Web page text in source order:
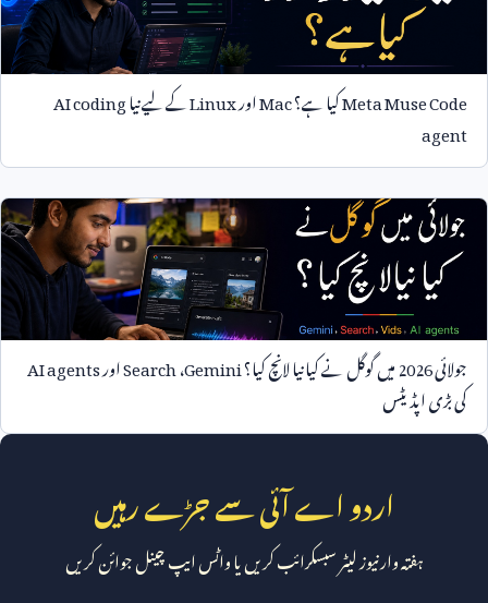
Meta Muse Codeکیا ہے؟MacاورLinuxکے لیے نیاAI coding
agent
جولائی2026میں گوگل نے کیا نیا لانچ کیا؟Gemini،SearchاورAI agents
کی بڑی اپڈیٹس
اردو اے آئی سے جڑے رہیں
ہفتہ وار نیوز لیٹر سبسکرائب کریں یا واٹس ایپ چینل جوائن کریں